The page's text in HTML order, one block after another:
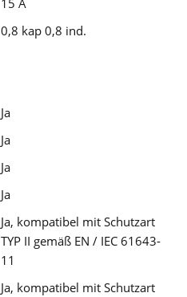
15 A
0,8 kap 0,8 ind.
Ja
Ja
Ja
Ja
Ja, kompatibel mit Schutzart
TYP II gemäß EN / IEC 61643-
11
Ja, kompatibel mit Schutzart